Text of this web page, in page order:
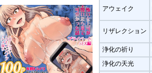
アウェイク
リザレクション
浄化の祈り
浄化の天光